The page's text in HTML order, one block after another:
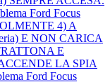
Ford Focus
4) A
E NON CARICA
E
LA SPIA
Ford Focus